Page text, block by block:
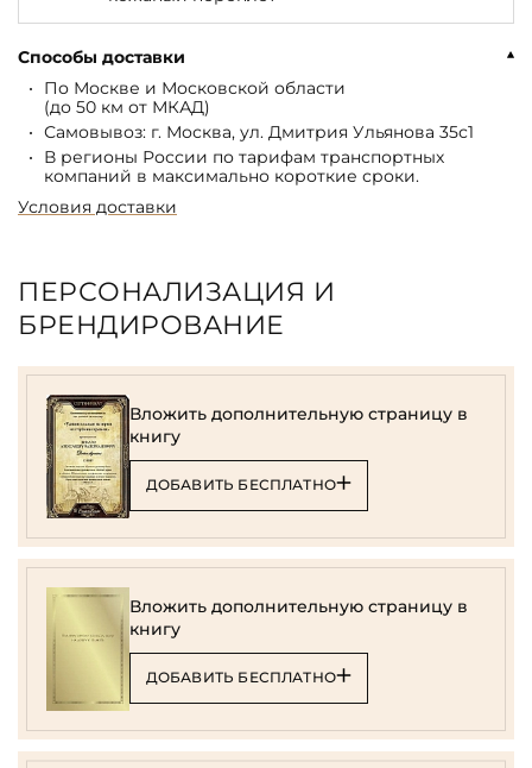
Способы доставки
По Москве и Московской области
(до 50 км от МКАД)
Самовывоз: г. Москва, ул. Дмитрия Ульянова 35с1
В регионы России по тарифам транспортных
компаний в максимально короткие сроки.
Условия доставки
ПЕРСОНАЛИЗАЦИЯ И
БРЕНДИРОВАНИЕ
Вложить дополнительную страницу в
книгу
ДОБАВИТЬ БЕСПЛАТНО
Вложить дополнительную страницу в
книгу
ДОБАВИТЬ БЕСПЛАТНО